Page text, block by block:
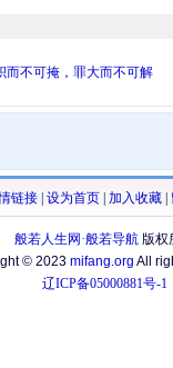
而不可掩，罪大而不可解
链接 设为首页 加入收藏
般若人生网·般若导航版权
© 2023 mifang.org All
辽ICP备05000881号-1